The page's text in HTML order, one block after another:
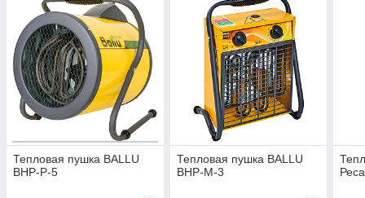
Тепловая пушка BALLU
BHP-Р-5
Тепловая пушка BALLU
BHP-M-3